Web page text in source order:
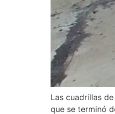
Las cuadrillas
que se terminó